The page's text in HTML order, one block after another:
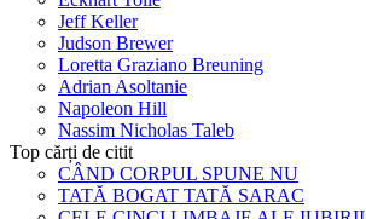
Jeff Keller
Judson Brewer
Loretta Graziano Breuning
Adrian Asoltanie
Napoleon Hill
Nassim Nicholas Taleb
Top cărți de citit
CÂND CORPUL SPUNE NU
TATĂ BOGAT TATĂ SARAC